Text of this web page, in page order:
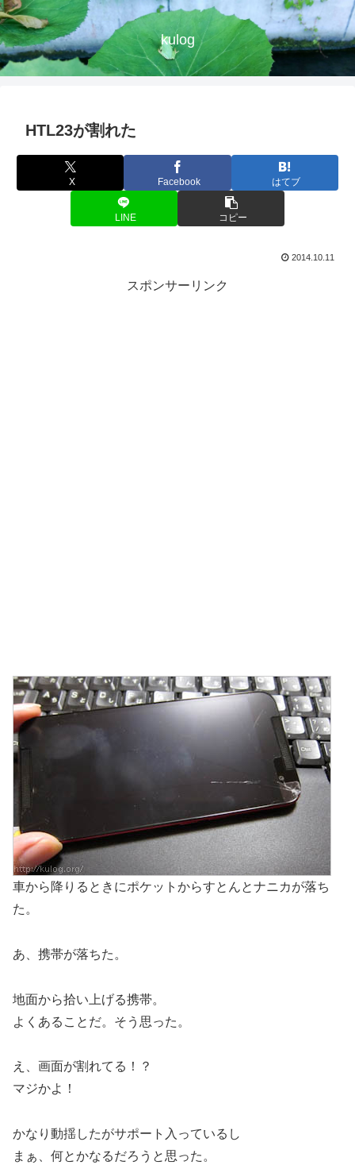
kulog
HTL23が割れた
X Facebook はてブ
LINE コピー
2014.10.11
スポンサーリンク
車から降りるときにポケットからすとんとナニカが落ち
た。
あ、携帯が落ちた。
地面から拾い上げる携帯。
よくあることだ。そう思った。
え、画面が割れてる！？
マジかよ！
かなり動揺したがサポート入っているし
まぁ、何とかなるだろうと思った。